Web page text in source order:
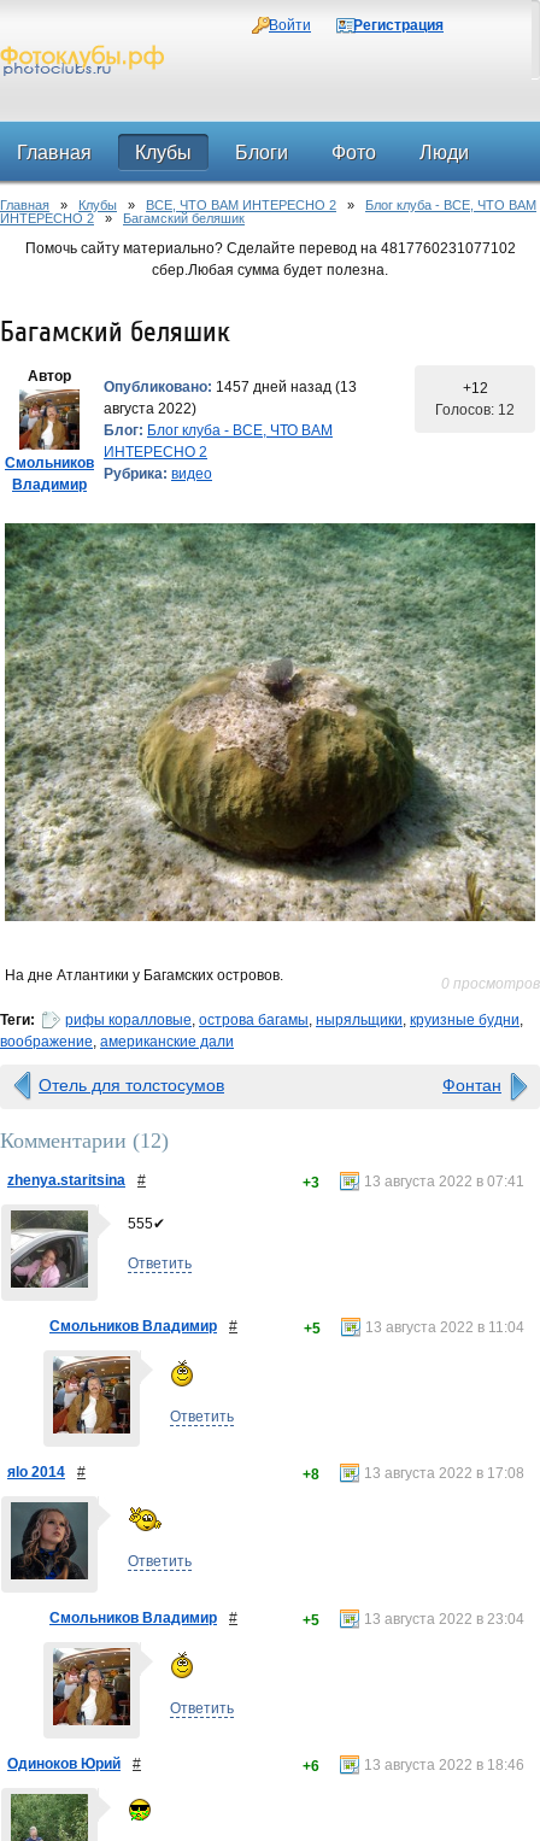
Войти Регистрация
Главная Клубы Блоги Фото Люди
Форум
Главная » Клубы » ВСЕ, ЧТО ВАМ ИНТЕРЕСНО 2 » Блог клуба - ВСЕ, ЧТО ВАМ
ИНТЕРЕСНО 2 » Багамский беляшик
Помочь сайту материально? Сделайте перевод на 4817760231077102
сбер.Любая сумма будет полезна.
Багамский беляшик
Автор
Смольников
Владимир
Опубликовано: 1457 дней назад (13
августа 2022)
Блог: Блог клуба - ВСЕ, ЧТО ВАМ
ИНТЕРЕСНО 2
Рубрика: видео
+12
Голосов: 12
На дне Атлантики у Багамских островов. 0 просмотров
Теги: рифы коралловые, острова багамы, ныряльщики, круизные будни,
воображение, американские дали
Отель для толстосумов Фонтан
Комментарии (12)
zhenya.staritsina # 13 августа 2022 в 07:41
+3
555✔
Ответить
Смольников Владимир # 13 августа 2022 в 11:04
+5
Ответить
яlo 2014 # 13 августа 2022 в 17:08
+8
Ответить
Смольников Владимир # 13 августа 2022 в 23:04
+5
Ответить
Одиноков Юрий # 13 августа 2022 в 18:46
+6